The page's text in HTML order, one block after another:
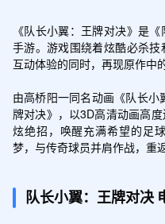
《队长小翼：王牌对决》是
手游。游戏围绕着炫酷必杀
互动体验的同时，再现原作中
由高桥阳一同名动画《队长
牌对决》，以3D高清动画高
炫绝招，唤醒充满希望的足
梦，与传奇球员并肩作战，重
队长小翼：王牌对决